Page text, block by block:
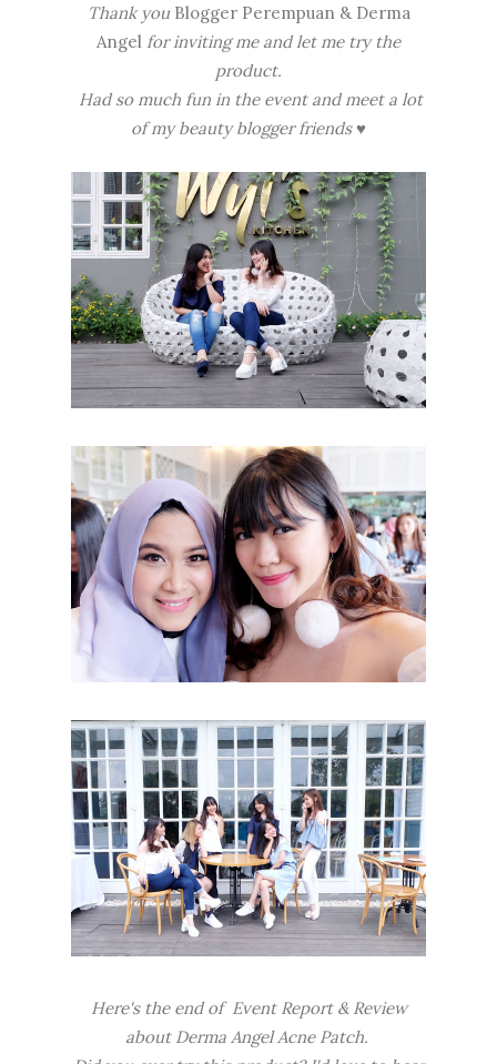
Thank you Blogger Perempuan & Derma
Angel for inviting me and let me try the
product.
Had so much fun in the event and meet a lot
of my beauty blogger friends♥
Here's the end of Event Report & Review
about Derma Angel Acne Patch.